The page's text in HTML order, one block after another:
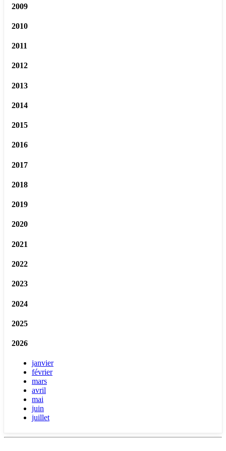
2009
2010
2011
2012
2013
2014
2015
2016
2017
2018
2019
2020
2021
2022
2023
2024
2025
2026
janvier
février
mars
avril
mai
juin
juillet